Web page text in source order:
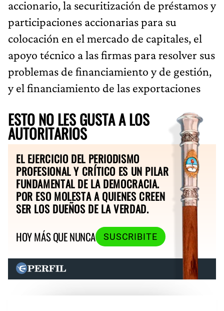
accionario, la securitización de préstamos y
participaciones accionarias para su
colocación en el mercado de capitales, el
apoyo técnico a las firmas para resolver sus
problemas de financiamiento y de gestión,
y el financiamiento de las exportaciones
ESTO NO LES GUSTA A LOS
AUTORITARIOS
EL EJERCICIO DEL PERIODISMO
PROFESIONAL Y CRÍTICO ES UN PILAR
FUNDAMENTAL DE LA DEMOCRACIA.
POR ESO MOLESTA A QUIENES CREEN
SER LOS DUEÑOS DE LA VERDAD.
HOY MÁS QUE NUNCA
SUSCRIBITE